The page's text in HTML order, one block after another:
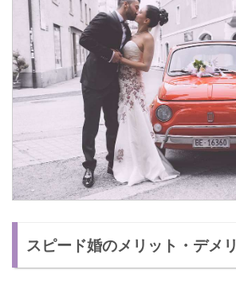
スピード婚のメリット・デメ